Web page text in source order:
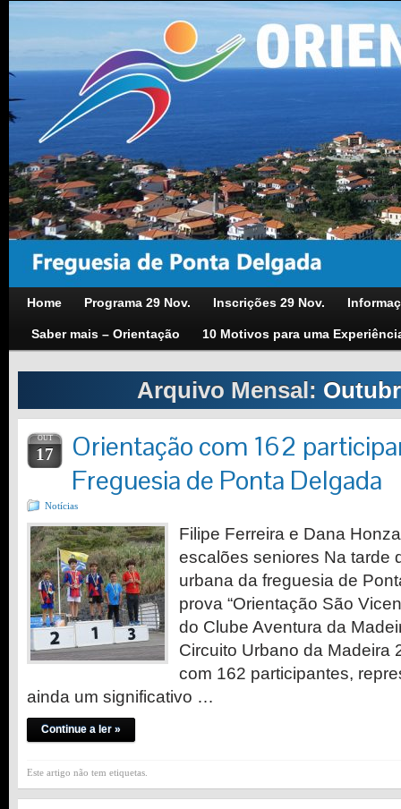
Home Programa 29 Nov. Inscrições 29 Nov.
Saber mais – Orientação 10 Motivos para uma
Arquivo Mensal:
OUT
17
Orientação com 162
Freguesia de Ponta Delgada
Notícias
Filipe Ferreira e Dana
escalões seniores Na tarde
urbana da freguesia de
prova “Orientação São
do Clube Aventura da
Circuito Urbano da Madeira
com 162 participantes,
ainda um significativo …
Continue a ler »
Este artigo não tem etiquetas.